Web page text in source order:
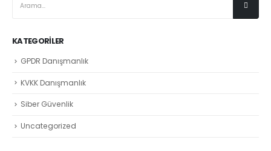
KATEGORILER
GPDR Danışmanlık
KVKK Danışmanlık
Siber Güvenlik
Uncategorized